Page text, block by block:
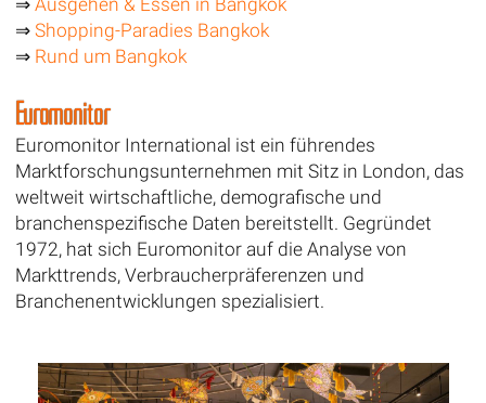
⇒ Ausgehen & Essen in Bangkok
⇒ Shopping-Paradies Bangkok
⇒ Rund um Bangkok
Euromonitor
Euromonitor International ist ein führendes
Marktforschungsunternehmen mit Sitz in London, das
weltweit wirtschaftliche, demografische und
branchenspezifische Daten bereitstellt. Gegründet
1972, hat sich Euromonitor auf die Analyse von
Markttrends, Verbraucherpräferenzen und
Branchenentwicklungen spezialisiert.